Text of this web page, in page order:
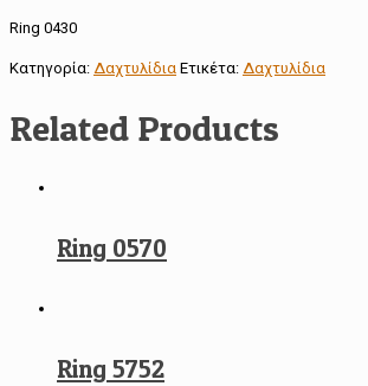
Ring 0430
Κατηγορία: Δαχτυλίδια Ετικέτα: Δαχτυλίδια
Related Products
Ring 0570
Ring 5752